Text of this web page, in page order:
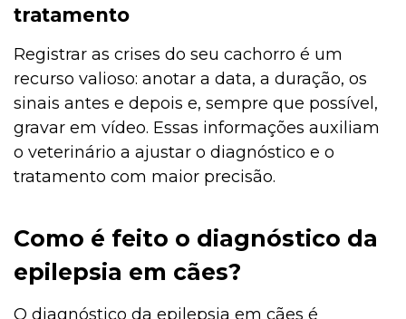
tratamento
Registrar as crises do seu cachorro é um
recurso valioso: anotar a data, a duração, os
sinais antes e depois e, sempre que possível,
gravar em vídeo. Essas informações auxiliam
o veterinário a ajustar o diagnóstico e o
tratamento com maior precisão.
Como é feito o diagnóstico da
epilepsia em cães?
O diagnóstico da epilepsia em cães é